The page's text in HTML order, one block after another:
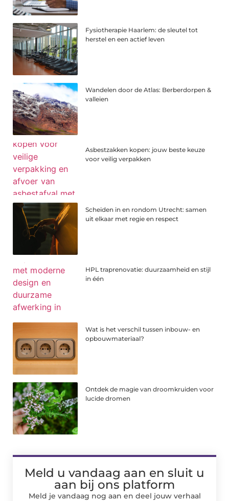
Fysiotherapie Haarlem: de sleutel tot
herstel en een actief leven
Wandelen door de Atlas: Berberdorpen &
valleien
Asbestzakken kopen: jouw beste keuze
voor veilig verpakken
Scheiden in en rondom Utrecht: samen
uit elkaar met regie en respect
HPL traprenovatie: duurzaamheid en stijl
in één
Wat is het verschil tussen inbouw- en
opbouwmateriaal?
Ontdek de magie van droomkruiden voor
lucide dromen
Meld u vandaag aan en sluit u
aan bij ons platform
Meld je vandaag nog aan en deel jouw verhaal